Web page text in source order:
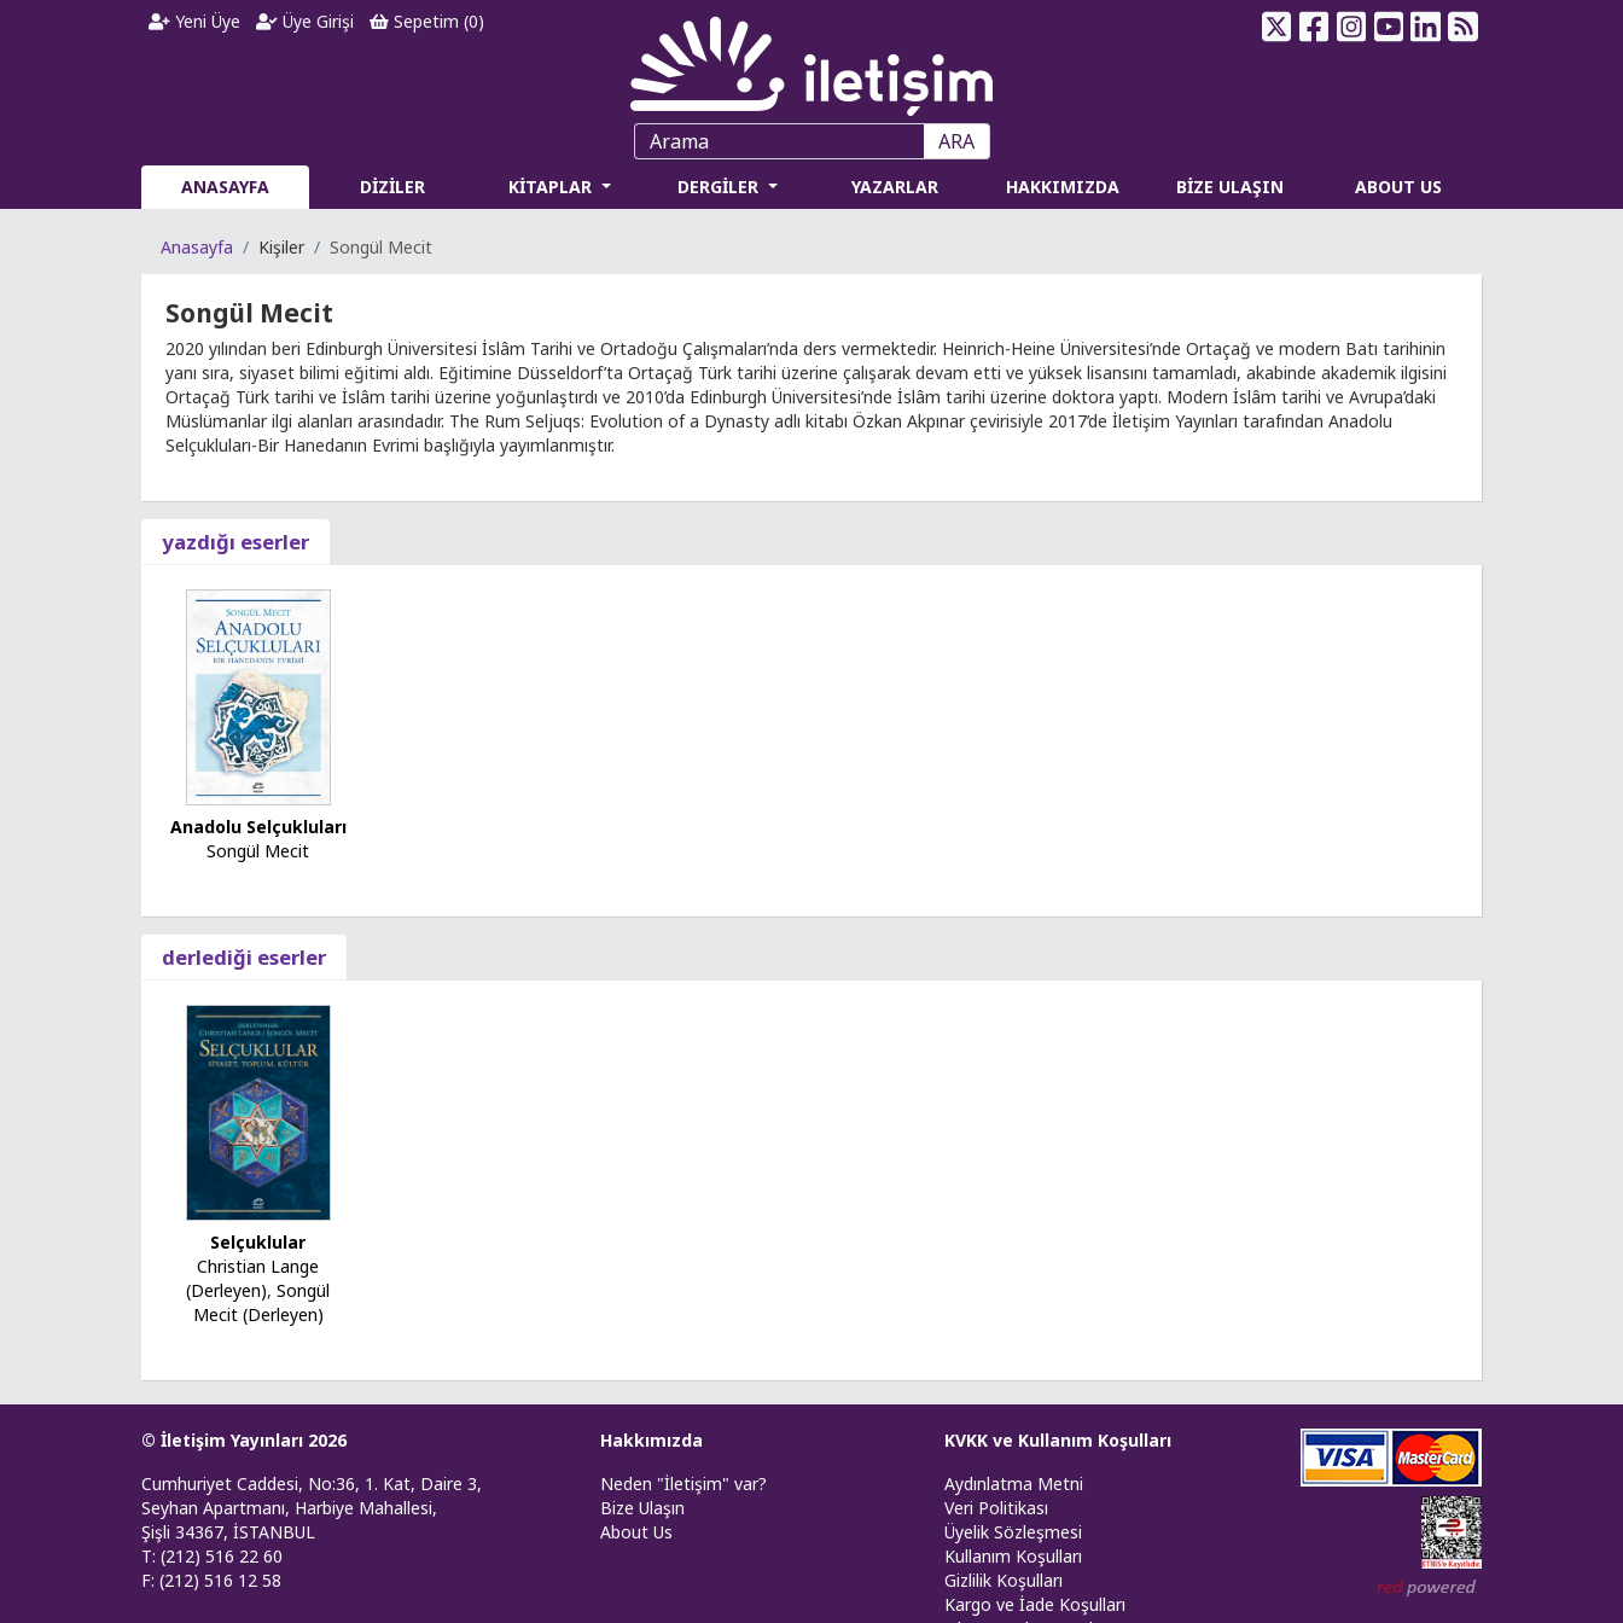
Yeni Üye Üye Girişi Sepetim (0)
ARA
ANASAYFA DİZİLER KİTAPLAR DERGİLER YAZARLAR HAKKIMIZDA BİZE ULAŞIN ABOUT US
Anasayfa Kişiler Songül Mecit
Songül Mecit
2020 yılından beri Edinburgh Üniversitesi İslâm Tarihi ve Ortadoğu Çalışmaları’nda ders vermektedir. Heinrich-Heine Üniversitesi’nde Ortaçağ ve modern Batı tarihinin
yanı sıra, siyaset bilimi eğitimi aldı. Eğitimine Düsseldorf’ta Ortaçağ Türk tarihi üzerine çalışarak devam etti ve yüksek lisansını tamamladı, akabinde akademik ilgisini
Ortaçağ Türk tarihi ve İslâm tarihi üzerine yoğunlaştırdı ve 2010’da Edinburgh Üniversitesi’nde İslâm tarihi üzerine doktora yaptı. Modern İslâm tarihi ve Avrupa’daki
Müslümanlar ilgi alanları arasındadır. The Rum Seljuqs: Evolution of a Dynasty adlı kitabı Özkan Akpınar çevirisiyle 2017’de İletişim Yayınları tarafından Anadolu
Selçukluları-Bir Hanedanın Evrimi başlığıyla yayımlanmıştır.
yazdığı eserler
Anadolu Selçukluları
Songül Mecit
derlediği eserler
Selçuklular
Christian Lange
(Derleyen),Songül
Mecit (Derleyen)
© İletişim Yayınları 2026
Cumhuriyet Caddesi, No:36, 1. Kat, Daire 3,
Seyhan Apartmanı, Harbiye Mahallesi,
Şişli 34367, İSTANBUL
T: (212) 516 22 60
F: (212) 516 12 58
Hakkımızda
Neden "İletişim" var?
Bize Ulaşın
About Us
KVKK ve Kullanım Koşulları
Aydınlatma Metni
Veri Politikası
Üyelik Sözleşmesi
Kullanım Koşulları
Gizlilik Koşulları
Kargo ve İade Koşulları
Web tasarım: Red Bilişim